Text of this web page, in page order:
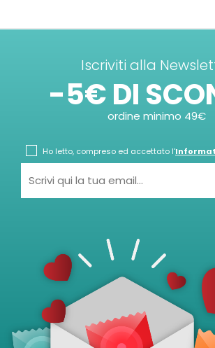
Iscriviti alla
-5€ DI
ordine minimo 49€
Ho letto, compreso ed accettato l'